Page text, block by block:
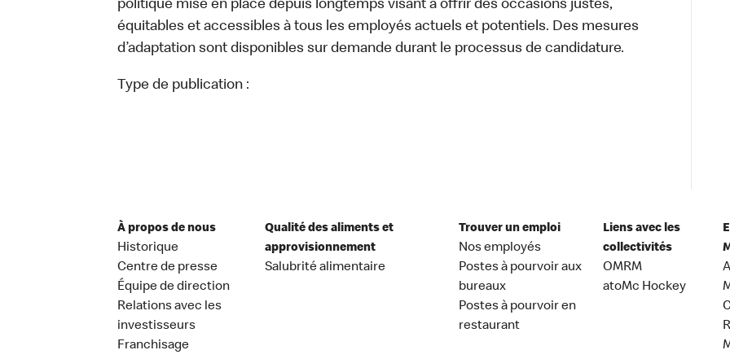
politique mise en place depuis longtemps visant à offrir des occasions justes,
équitables et accessibles à tous les employés actuels et potentiels. Des mesures
d’adaptation sont disponibles sur demande durant le processus de candidature.
Type de publication :
À propos de nous
Historique
Centre de presse
Équipe de direction
Relations avec les
investisseurs
Franchisage
Qualité des aliments et
approvisionnement
Salubrité alimentaire
Trouver un emploi
Nos employés
Postes à pourvoir aux
bureaux
Postes à pourvoir en
restaurant
Liens avec les
collectivités
OMRM
atoMc Hockey